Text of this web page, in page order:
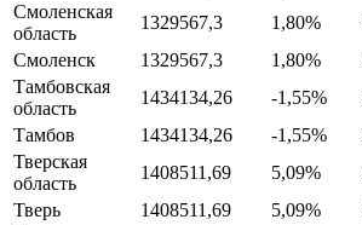
Смоленская
область
1329567,3 1,80%
Смоленск
1329567,3 1,80%
Тамбовская
область
1434134,26 -1,55%
Тамбов
1434134,26 -1,55%
Тверская
область
1408511,69 5,09%
Тверь
1408511,69 5,09%